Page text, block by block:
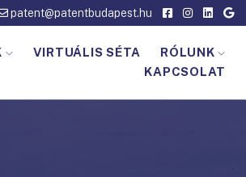
patent@patentbudapest.hu
VIRTUÁLIS SÉTA
RÓLUNK
KAPCSOLAT